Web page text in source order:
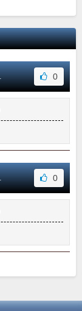
0
0